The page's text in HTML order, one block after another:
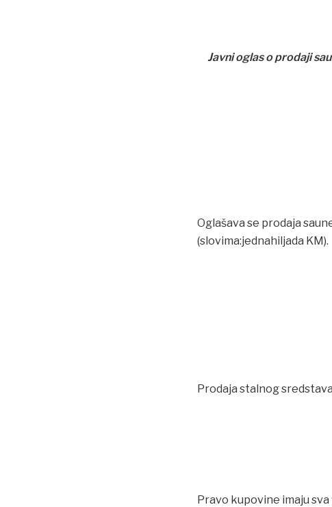
Javni oglaso prodaji
Oglašava se prodaja
(slovima:jednahiljada KM).
Prodaja stalnog
Pravo kupovine imaju